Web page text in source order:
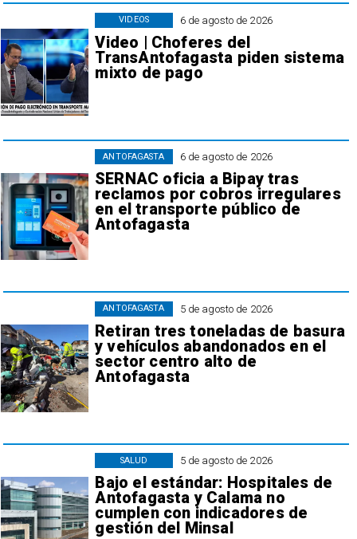
6 de agosto de 2026
Video | Choferes del
TransAntofagasta piden sistema
mixto de pago
VIDEOS
6 de agosto de 2026
SERNAC oficia a Bipay tras
reclamos por cobros irregulares
en el transporte público de
Antofagasta
ANTOFAGASTA
5 de agosto de 2026
Retiran tres toneladas de basura
y vehículos abandonados en el
sector centro alto de
Antofagasta
ANTOFAGASTA
5 de agosto de 2026
Bajo el estándar: Hospitales de
Antofagasta y Calama no
cumplen con indicadores de
gestión del Minsal
SALUD